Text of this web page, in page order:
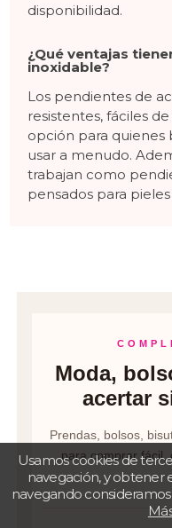
disponibilidad.
¿Qué ventajas
inoxidable?
Los pendientes de
resistentes, fáciles
opción para quienes
usar a menudo.
trabajan como
pensados para pieles
Moda,
acertar
Prendas, bolsos,
para comprar fácil,
Usamos cookies de
navegación, y obtener
navegando